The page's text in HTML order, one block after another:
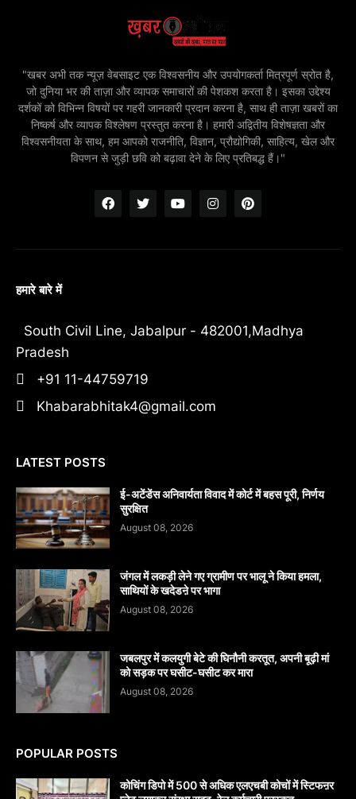
"खबर अभी तक न्यूज़ वेबसाइट एक विश्वसनीय और उपयोगकर्ता मित्रपूर्ण स्रोत है,
जो दुनिया भर की ताज़ा और व्यापक समाचारों की पेशकश करता है। इसका उद्देश्य
दर्शकों को विभिन्न विषयों पर गहरी जानकारी प्रदान करना है, साथ ही ताज़ा खबरों का
निष्कर्ष और व्यापक विश्लेषण प्रस्तुत करना है। हमारी अद्वितीय विशेषज्ञता और
विश्वसनीयता के साथ, हम आपको राजनीति, विज्ञान, प्रौद्योगिकी, साहित्य, खेल और
विपणन से जुड़ी छवि को बढ़ावा देने के लिए प्रतिबद्ध हैं।"
हमारे बारे में
South Civil Line, Jabalpur - 482001,Madhya
Pradesh
+91 11-44759719
Khabarabhitak4@gmail.com
LATEST POSTS
​ई-अटेंडेंस अनिवार्यता विवाद में कोर्ट में बहस पूरी, निर्णय
सुरक्षित
August 08, 2026
जंगल में लकड़ी लेने गए ग्रामीण पर भालू ने किया हमला,
साथियों के खदेडऩे पर भागा
August 08, 2026
जबलपुर में कलयुगी बेटे की घिनौनी करतूत, अपनी बूढ़ी मां
को सड़क पर घसीट-घसीट कर मारा
August 08, 2026
POPULAR POSTS
कोचिंग डिपो में 500 से अधिक एलएचबी कोचों में स्टिफऩर